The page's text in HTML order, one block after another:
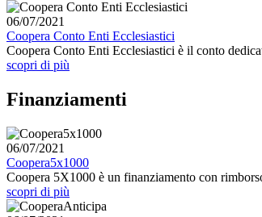
06/07/2021
Coopera Conto Enti Ecclesiastici
Coopera Conto Enti Ecclesiastici è il conto
scopri di più
Finanziamenti
06/07/2021
Coopera5x1000
Coopera 5X1000 è un finanziamento con
scopri di più